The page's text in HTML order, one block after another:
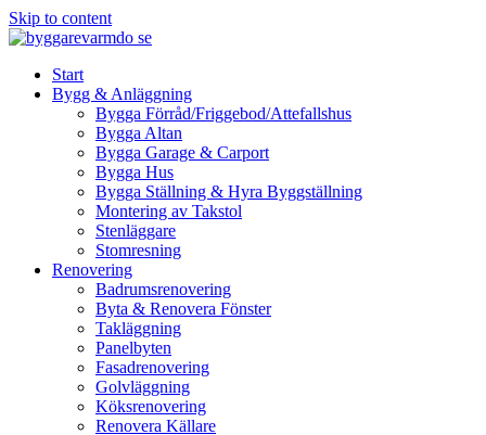
Skip to content
Start
Bygg & Anläggning
Bygga Förråd/Friggebod/Attefallshus
Bygga Altan
Bygga Garage & Carport
Bygga Hus
Bygga Ställning & Hyra Byggställning
Montering av Takstol
Stenläggare
Stomresning
Renovering
Badrumsrenovering
Byta & Renovera Fönster
Takläggning
Panelbyten
Fasadrenovering
Golvläggning
Köksrenovering
Renovera Källare